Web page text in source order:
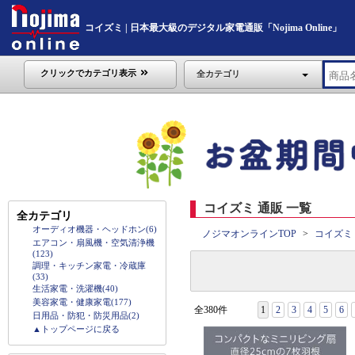
コイズミ | 日本最大級のデジタル家電通販「Nojima Online」
クリックでカテゴリ表示 全カテゴリ
全カテゴリ
オーディオ機器・ヘッドホン(6)
エアコン・扇風機・空気清浄機
(123)
調理・キッチン家電・冷蔵庫
(33)
生活家電・洗濯機(40)
美容家電・健康家電(177)
日用品・防犯・防災用品(2)
▲トップページに戻る
コイズミ 通販 一覧
ノジマオンラインTOP コイズミ
全380件 1 2 3 4 5 6